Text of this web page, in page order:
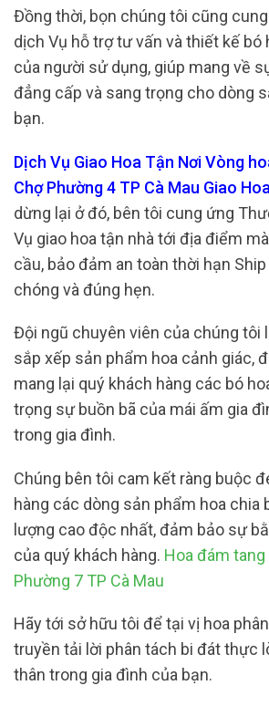
Đồng thời, bọn chúng tôi cũng
dịch Vụ hỗ trợ tư vấn và thiết kế bó
của người sử dụng, giúp mang về
đẳng cấp và sang trọng cho dòng
bạn.
Dịch Vụ Giao Hoa Tận Nơi Vòng
Chợ Phường 4 TP Cà Mau Giao
dừng lại ở đó, bên tôi cung ứng
Vụ giao hoa tận nhà tới địa điểm
cầu, bảo đảm an toàn thời hạn
chóng và đúng hẹn.
Đội ngũ chuyên viên của chúng tôi
sắp xếp sản phẩm hoa cảnh giác,
mang lại quý khách hàng các bó
trọng sự buồn bã của mái ấm gia
trong gia đình.
Chúng bên tôi cam kết ràng buộc
hàng các dòng sản phẩm hoa chia
lượng cao độc nhất, đảm bảo sự
của quý khách hàng. Hoa đám tang
Phường 7 TP Cà Mau
Hãy tới sở hữu tôi để tại vị hoa
truyền tải lời phân tách bi đát thực
thân trong gia đình của bạn.